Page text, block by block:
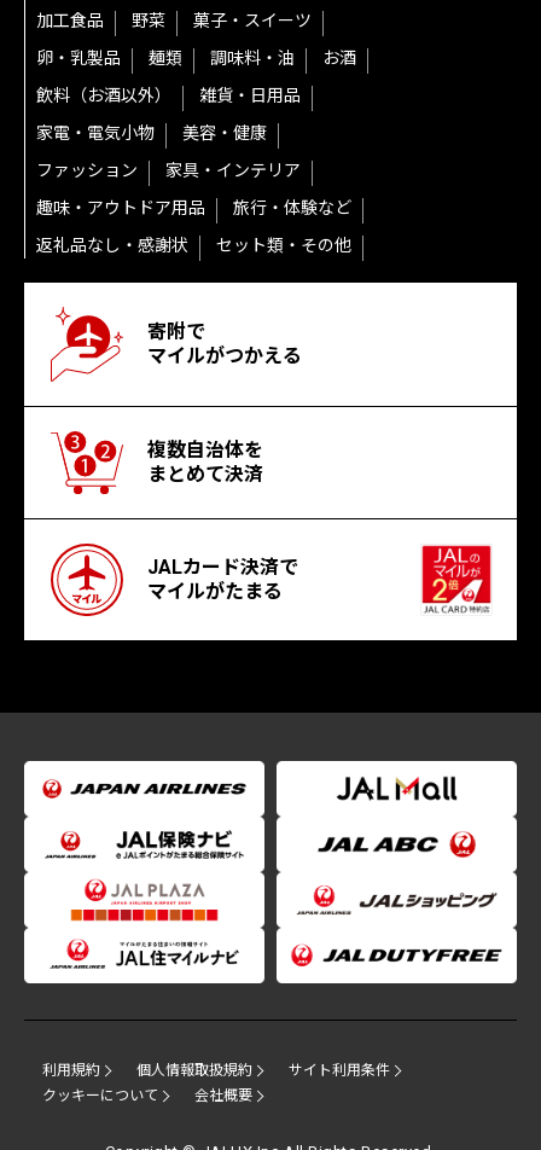
加工食品
野菜
菓子・スイーツ
卵・乳製品
麺類 調味料・油
お酒
飲料（お酒以外）
雑貨・日用品
家電・電気小物
美容・健康
ファッション
家具・インテリア
趣味・アウトドア用品
旅行・体験など
返礼品なし・感謝状
セット類・その他
寄附で
マイルがつかえる
複数自治体を
まとめて決済
JALカード決済で
マイルがたまる
利用規約 個人情報取扱規約
サイト利用条件
クッキーについて
会社概要